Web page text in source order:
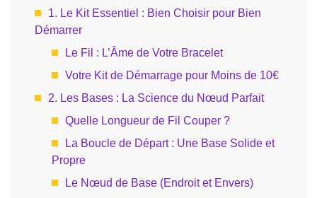
1. Le Kit Essentiel : Bien Choisir pour Bien
Démarrer
Le Fil : L’Âme de Votre Bracelet
Votre Kit de Démarrage pour Moins de 10€
2. Les Bases : La Science du Nœud Parfait
Quelle Longueur de Fil Couper ?
La Boucle de Départ : Une Base Solide et
Propre
Le Nœud de Base (Endroit et Envers)